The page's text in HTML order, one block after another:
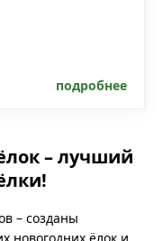
подробнее
– лучший
– созданы